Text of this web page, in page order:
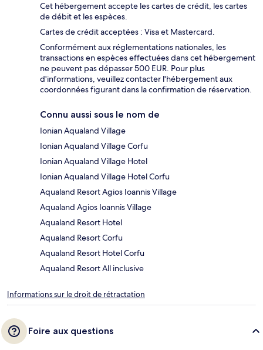
Cet hébergement accepte les cartes de crédit, les cartes
de débit et les espèces.
Cartes de crédit acceptées : Visa et Mastercard.
Conformément aux réglementations nationales, les
transactions en espèces effectuées dans cet hébergement
ne peuvent pas dépasser 500 EUR. Pour plus
d'informations, veuillez contacter l'hébergement aux
coordonnées figurant dans la confirmation de réservation.
Connu aussi sous le nom de
Ionian Aqualand Village
Ionian Aqualand Village Corfu
Ionian Aqualand Village Hotel
Ionian Aqualand Village Hotel Corfu
Aqualand Resort Agios Ioannis Village
Aqualand Agios Ioannis Village
Aqualand Resort Hotel
Aqualand Resort Corfu
Aqualand Resort Hotel Corfu
Aqualand Resort All inclusive
Informations sur le droit de rétractation
Foire aux questions